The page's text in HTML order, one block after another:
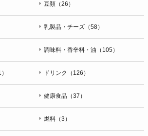
豆類（26）
乳製品・チーズ（58）
調味料・香辛料・油（105）
ドリンク（126）
健康食品（37）
燃料（3）